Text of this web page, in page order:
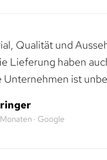
Qualität und
Lieferung haben
Unternehmen ist
· Google